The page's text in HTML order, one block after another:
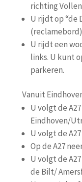
richting
U rijdt op “de
U rijdt een
links. U kunt
parkeren.
Vanuit
U volgt de
Eindhoven/
U volgt de
Op de A27
U volgt de
de Bilt/